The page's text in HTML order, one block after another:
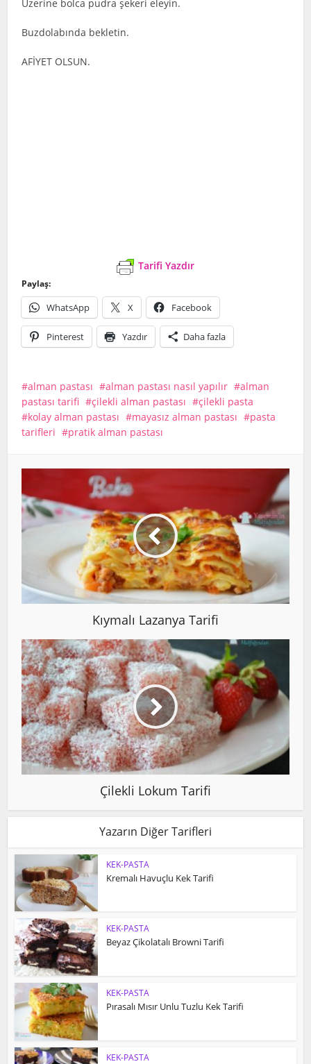
Üzerine bolca pudra şekeri eleyin.
Buzdolabında bekletin.
AFİYET OLSUN.
Tarifi Yazdır
Paylaş:
WhatsApp X Facebook
Pinterest Yazdır Daha fazla
alman pastası alman pastası nasıl yapılır
alman
pastası tarifi
çilekli alman pastası
çilekli pasta
kolay alman pastası
mayasız alman pastası
pasta
tarifleri
pratik alman pastası
Kıymalı Lazanya Tarifi
Çilekli Lokum Tarifi
Yazarın Diğer Tarifleri
KEK-PASTA
Kremalı Havuçlu Kek Tarifi
KEK-PASTA
Beyaz Çikolatalı Browni Tarifi
KEK-PASTA
Pırasalı Mısır Unlu Tuzlu Kek Tarifi
KEK-PASTA